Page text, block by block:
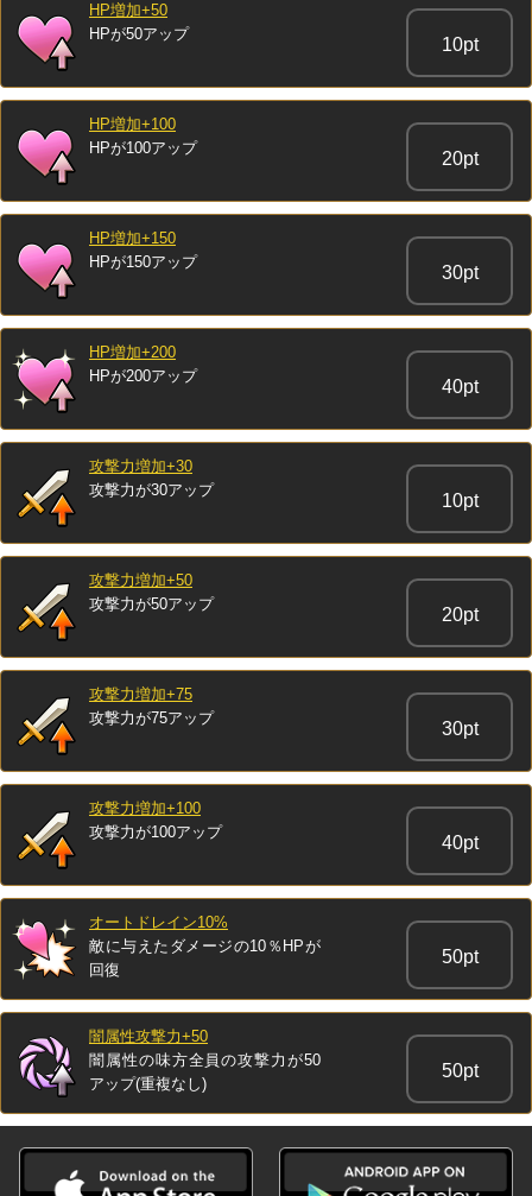
HP増加+50
HPが50アップ
10pt
HP増加+100
HPが100アップ
20pt
HP増加+150
HPが150アップ
30pt
HP増加+200
HPが200アップ
40pt
攻撃力増加+30
攻撃力が30アップ
10pt
攻撃力増加+50
攻撃力が50アップ
20pt
攻撃力増加+75
攻撃力が75アップ
30pt
攻撃力増加+100
攻撃力が100アップ
40pt
オートドレイン10%
敵に与えたダメージの10％HPが
回復
50pt
闇属性攻撃力+50
闇属性の味方全員の攻撃力が50
アップ(重複なし)
50pt